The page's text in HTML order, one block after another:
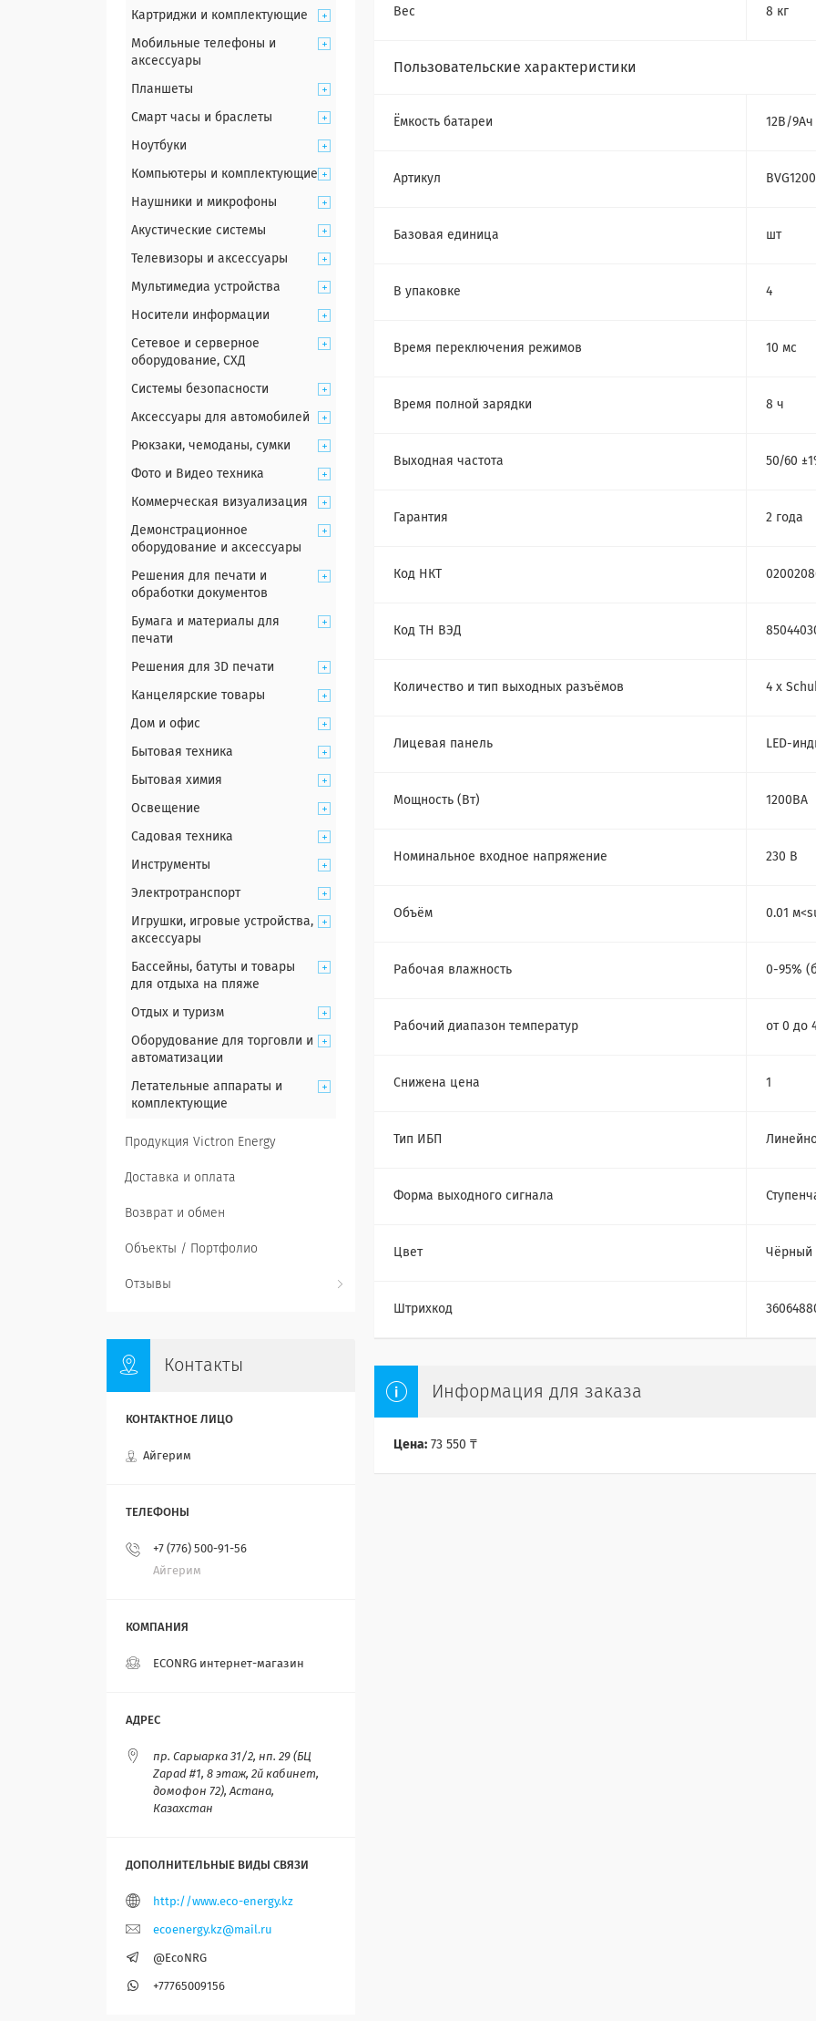
Вес 8 кг
Пользовательские характеристики
Ёмкость батареи 12В/9Ач
Артикул
Базовая единица шт
В упаковке 4
Время переключения режимов 10 мс
Время полной зарядки 8 ч
Выходная частота 50/60
Гарантия 2 года
Код НКТ
Код ТН ВЭД
Количество и тип выходных разъёмов 4 х
Лицевая панель LED-
Мощность (Bт) 1200ВА
Номинальное входное напряжение 230 В
Объём 0.01
Рабочая влажность 0-95%
Рабочий диапазон температур от 0 до
Снижена цена 1
Тип ИБП
Форма выходного сигнала
Цвет Чёрный
Штрихкод
Информация для заказа
Цена: 73 550 ₸
Картриджи и комплектующие
Мобильные телефоны и
аксессуары
Планшеты
Смарт часы и браслеты
Ноутбуки
Компьютеры и комплектующие
Наушники и микрофоны
Акустические системы
Телевизоры и аксессуары
Мультимедиа устройства
Носители информации
Сетевое и серверное
оборудование, СХД
Системы безопасности
Аксессуары для автомобилей
Рюкзаки, чемоданы, сумки
Фото и Видео техника
Коммерческая визуализация
Демонстрационное
оборудование и аксессуары
Решения для печати и
обработки документов
Бумага и материалы для
печати
Решения для 3D печати
Канцелярские товары
Дом и офис
Бытовая техника
Бытовая химия
Освещение
Садовая техника
Инструменты
Электротранспорт
Игрушки, игровые устройства,
аксессуары
Бассейны, батуты и товары
для отдыха на пляже
Отдых и туризм
Оборудование для торговли и
автоматизации
Летательные аппараты и
комплектующие
Продукция Victron Energy
Доставка и оплата
Возврат и обмен
Объекты / Портфолио
Отзывы
Контакты
Айгерим
+7 (776) 500-91-56
Айгерим
ECONRG интернет-магазин
пр. Сарыарка 31/2, нп. 29 (БЦ
Zapad #1, 8 этаж, 2й кабинет,
домофон 72), Астана,
Казахстан
http://www.eco-energy.kz
ecoenergy.kz@mail.ru
@EcoNRG
+77765009156